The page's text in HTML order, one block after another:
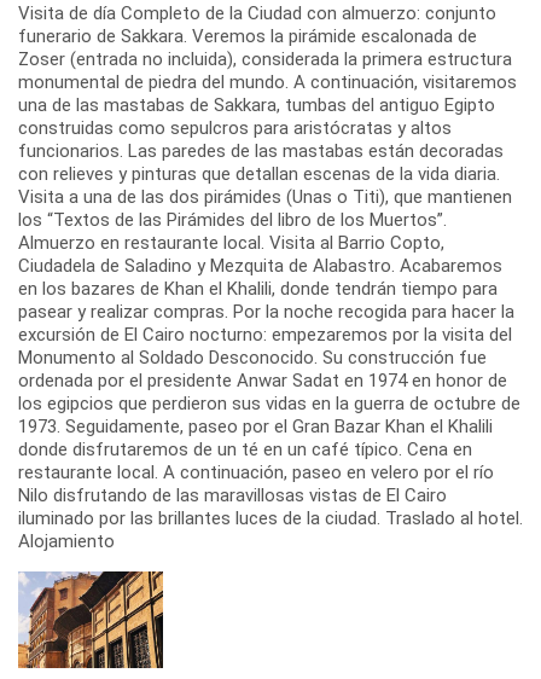
Visita de día Completo de la Ciudad con almuerzo: conjunto
funerario de Sakkara. Veremos la pirámide escalonada de
Zoser (entrada no incluida), considerada la primera estructura
monumental de piedra del mundo. A continuación, visitaremos
una de las mastabas de Sakkara, tumbas del antiguo Egipto
construidas como sepulcros para aristócratas y altos
funcionarios. Las paredes de las mastabas están decoradas
con relieves y pinturas que detallan escenas de la vida diaria.
Visita a una de las dos pirámides (Unas o Titi), que mantienen
los “Textos de las Pirámides del libro de los Muertos”.
Almuerzo en restaurante local. Visita al Barrio Copto,
Ciudadela de Saladino y Mezquita de Alabastro. Acabaremos
en los bazares de Khan el Khalili, donde tendrán tiempo para
pasear y realizar compras. Por la noche recogida para hacer la
excursión de El Cairo nocturno: empezaremos por la visita del
Monumento al Soldado Desconocido. Su construcción fue
ordenada por el presidente Anwar Sadat en 1974 en honor de
los egipcios que perdieron sus vidas en la guerra de octubre de
1973. Seguidamente, paseo por el Gran Bazar Khan el Khalili
donde disfrutaremos de un té en un café típico. Cena en
restaurante local. A continuación, paseo en velero por el río
Nilo disfrutando de las maravillosas vistas de El Cairo
iluminado por las brillantes luces de la ciudad. Traslado al hotel.
Alojamiento